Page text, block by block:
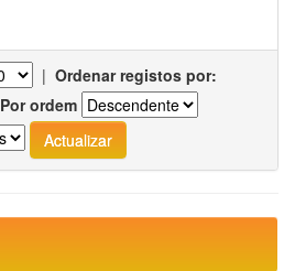
| Ordenar registos por:
Por ordem